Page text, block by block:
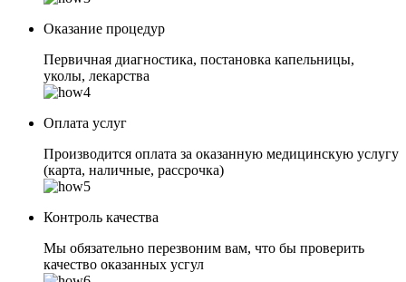
Оказание процедур
Первичная диагностика, постановка капельницы,
уколы, лекарства
Оплата услуг
Производится оплата за оказанную медицинскую услугу
(карта, наличные, рассрочка)
Контроль качества
Мы обязательно перезвоним вам, что бы проверить
качество оказанных усгул